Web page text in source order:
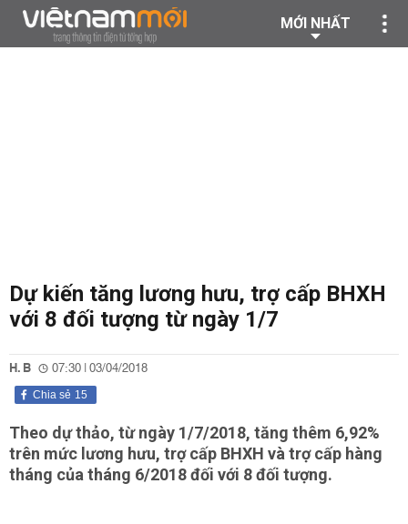
MỚI NHẤT
Dự kiến tăng lương hưu, trợ cấp BHXH
với 8 đối tượng từ ngày 1/7
H. B 07:30 | 03/04/2018
15
Chia sẻ
Theo dự thảo, từ ngày 1/7/2018, tăng thêm 6,92%
trên mức lương hưu, trợ cấp BHXH và trợ cấp hàng
tháng của tháng 6/2018 đối với 8 đối tượng.